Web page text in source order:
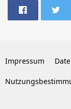
Impressum